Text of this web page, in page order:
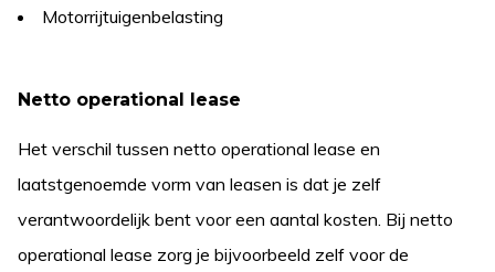
Motorrijtuigenbelasting
Netto operational lease
Het verschil tussen netto operational lease en
laatstgenoemde vorm van leasen is dat je zelf
verantwoordelijk bent voor een aantal kosten. Bij netto
operational lease zorg je bijvoorbeeld zelf voor de